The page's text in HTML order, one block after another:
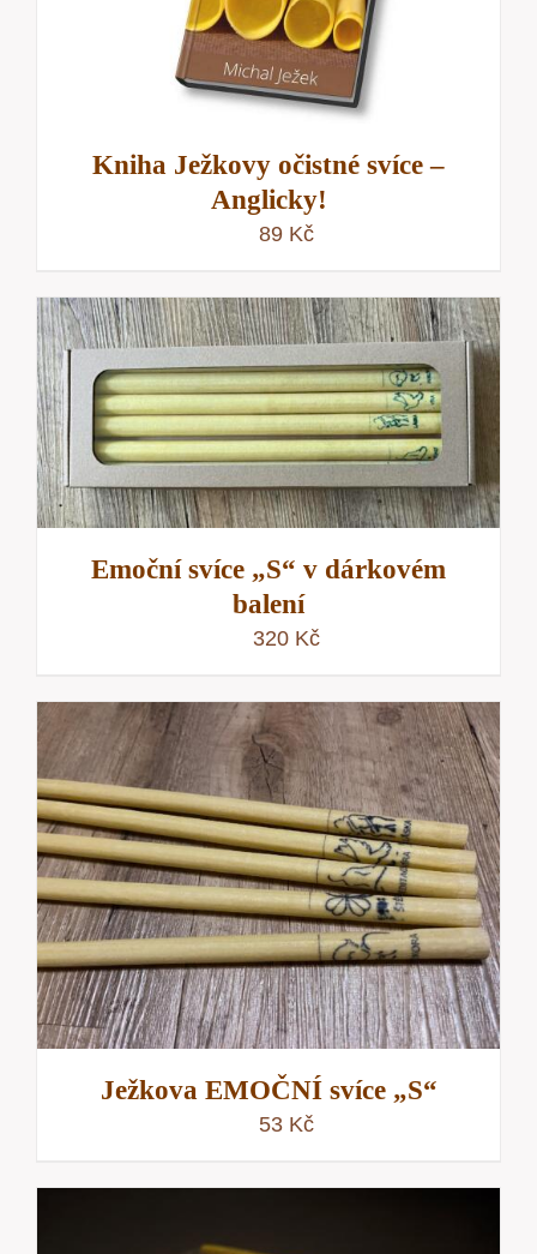
Kniha Ježkovy očistné svíce –
Anglicky!
89 Kč
Emoční svíce „S“ v dárkovém
balení
320 Kč
Ježkova EMOČNÍ svíce „S“
53 Kč